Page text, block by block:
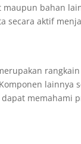
bahan
secara aktif
lainnya
memahami